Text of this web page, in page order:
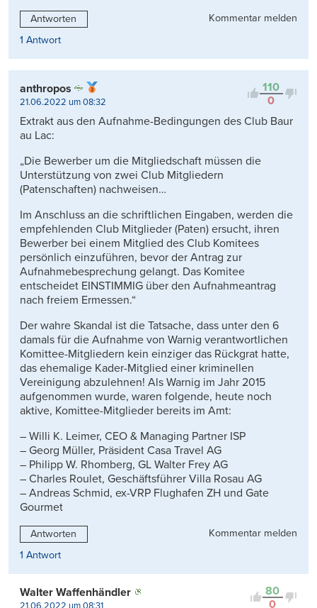
Antworten
Kommentar melden
1 Antwort
110
0
anthropos
21.06.2022 um 08:32
Extrakt aus den Aufnahme-Bedingungen des Club Baur
au Lac:
„Die Bewerber um die Mitgliedschaft müssen die
Unterstützung von zwei Club Mitgliedern
(Patenschaften) nachweisen…
Im Anschluss an die schriftlichen Eingaben, werden die
empfehlenden Club Mitglieder (Paten) ersucht, ihren
Bewerber bei einem Mitglied des Club Komitees
persönlich einzuführen, bevor der Antrag zur
Aufnahmebesprechung gelangt. Das Komitee
entscheidet EINSTIMMIG über den Aufnahmeantrag
nach freiem Ermessen.“
Der wahre Skandal ist die Tatsache, dass unter den 6
damals für die Aufnahme von Warnig verantwortlichen
Komittee-Mitgliedern kein einziger das Rückgrat hatte,
das ehemalige Kader-Mitglied einer kriminellen
Vereinigung abzulehnen! Als Warnig im Jahr 2015
aufgenommen wurde, waren folgende, heute noch
aktive, Komittee-Mitglieder bereits im Amt:
– Willi K. Leimer, CEO & Managing Partner ISP
– Georg Müller, Präsident Casa Travel AG
– Philipp W. Rhomberg, GL Walter Frey AG
– Charles Roulet, Geschäftsführer Villa Rosau AG
– Andreas Schmid, ex-VRP Flughafen ZH und Gate
Gourmet
Antworten
Kommentar melden
1 Antwort
80
0
Walter Waffenhändler
21.06.2022 um 08:31